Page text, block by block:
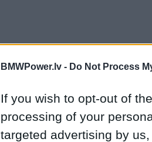
BMWPower.lv - Do Not Process
If you wish to opt-out of
processing of your
targeted advertising by